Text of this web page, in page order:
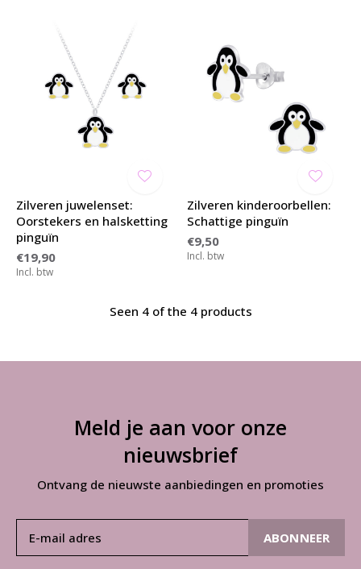
Zilveren juwelenset:
Oorstekers en halsketting
pinguïn
€19,90
Incl. btw
Zilveren kinderoorbellen:
Schattige pinguïn
€9,50
Incl. btw
Seen 4 of the 4 products
Meld je aan voor onze
nieuwsbrief
Ontvang de nieuwste aanbiedingen en promoties
ABONNEER